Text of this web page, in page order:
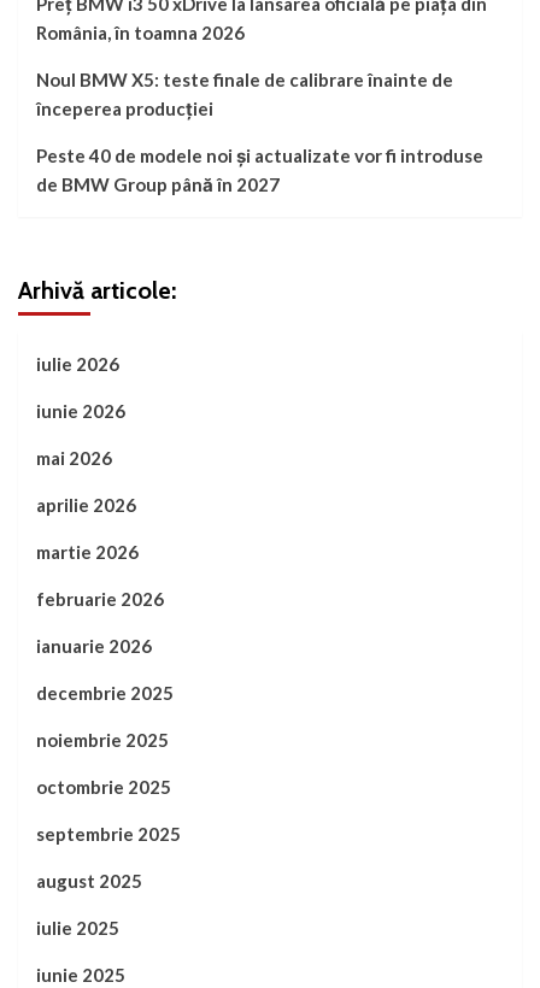
România, în toamna 2026
Noul BMW X5: teste finale de calibrare înainte de
începerea producției
Peste 40 de modele noi și actualizate vor fi introduse
de BMW Group până în 2027
Arhivă articole:
iulie 2026
iunie 2026
mai 2026
aprilie 2026
martie 2026
februarie 2026
ianuarie 2026
decembrie 2025
noiembrie 2025
octombrie 2025
septembrie 2025
august 2025
iulie 2025
iunie 2025